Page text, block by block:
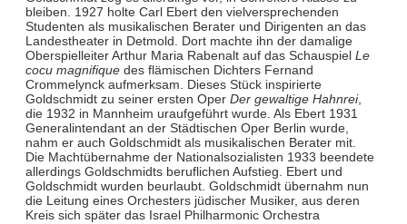
bleiben. 1927 holte Carl Ebert den vielversprechenden
Studenten als musikalischen Berater und Dirigenten an das
Landestheater in Detmold. Dort machte ihn der damalige
Oberspielleiter Arthur Maria Rabenalt auf das Schauspiel Le
cocu magnifiquedes flämischen Dichters Fernand
Crommelynck aufmerksam. Dieses Stück inspirierte
Goldschmidt zu seiner ersten Oper Der gewaltige Hahnrei,
die 1932 in Mannheim uraufgeführt wurde. Als Ebert 1931
Generalintendant an der Städtischen Oper Berlin wurde,
nahm er auch Goldschmidt als musikalischen Berater mit.
Die Machtübernahme der Nationalsozialisten 1933 beendete
allerdings Goldschmidts beruflichen Aufstieg. Ebert und
Goldschmidt wurden beurlaubt. Goldschmidt übernahm nun
die Leitung eines Orchesters jüdischer Musiker, aus deren
Kreis sich später das Israel Philharmonic Orchestra